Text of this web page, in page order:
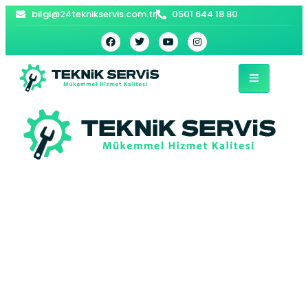
bilgi@24teknikservis.com.tr 0501 644 18 80